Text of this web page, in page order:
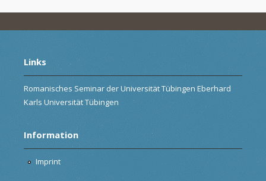
Links
Romanisches Seminar der Universität Tübingen Eberhard
Karls Universität Tübingen
Information
Imprint